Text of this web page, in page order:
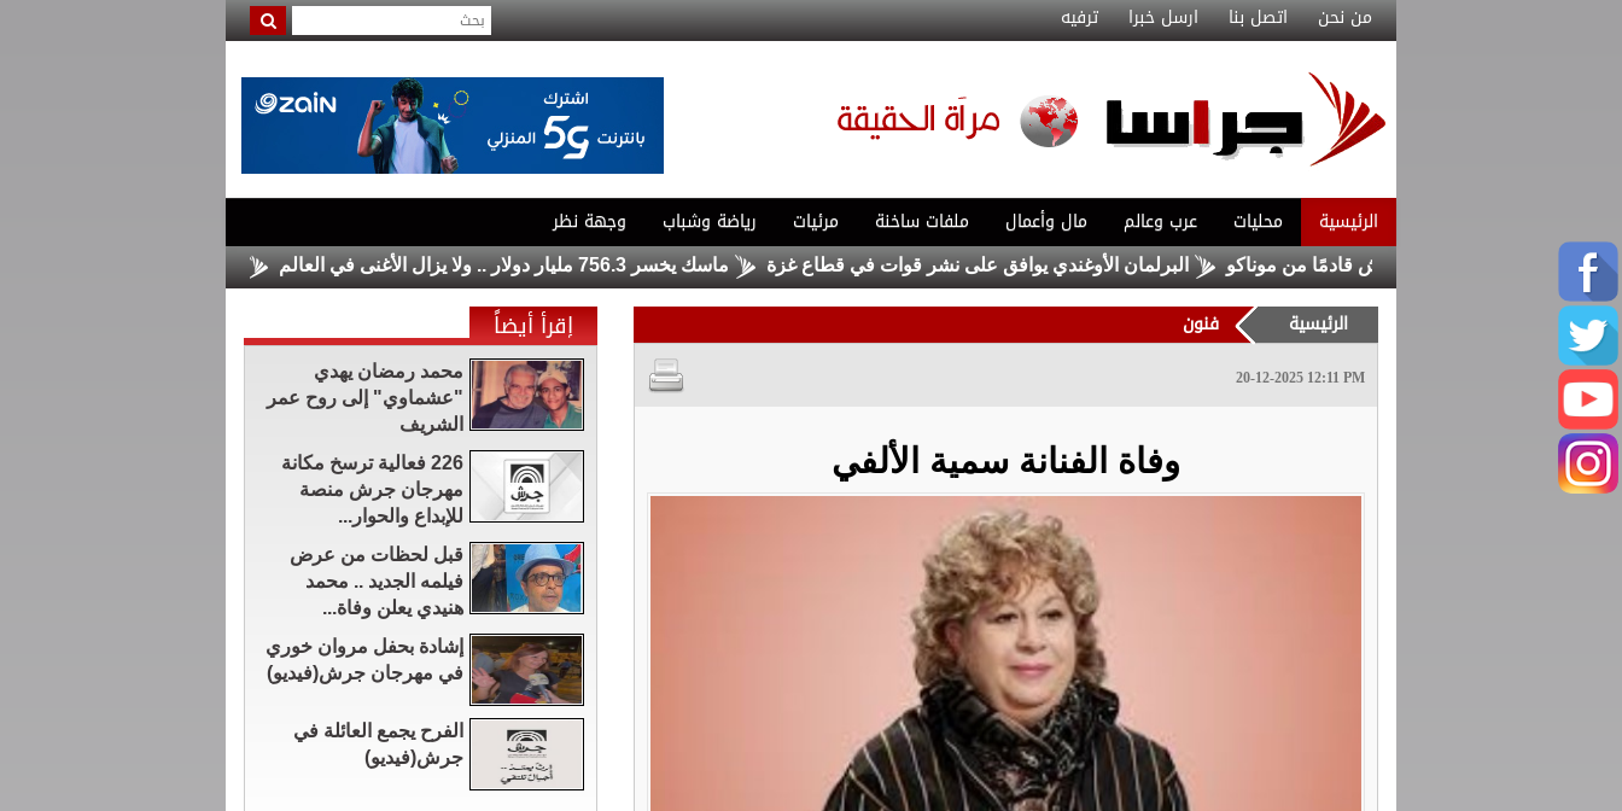
من نحن اتصل بنا ارسل خبرا ترفيه
الرئيسية محليات عرب وعالم مال وأعمال ملفات ساخنة مرئيات رياضة وشباب وجهة نظر
مع ماغنيس أكليوش قادمًا من موناكو البرلمان الأوغندي يوافق على نشر قوات في قطاع غزة ماسك يخسر 756.3 مليار دولار .. ولا يزال الأغنى في العالم الأسواق الأوروبية تغلق على مكاسب
الرئيسية فنون
20-12-2025 12:11 PM
وفاة الفنانة سمية الألفي
إقرأ أيضاً
محمد رمضان يهدي
"عشماوي" إلى روح عمر
الشريف
226 فعالية ترسخ مكانة
مهرجان جرش منصة
للإبداع والحوار...
قبل لحظات من عرض
فيلمه الجديد .. محمد
هنيدي يعلن وفاة...
إشادة بحفل مروان خوري
في مهرجان جرش(فيديو)
الفرح يجمع العائلة في
جرش(فيديو)